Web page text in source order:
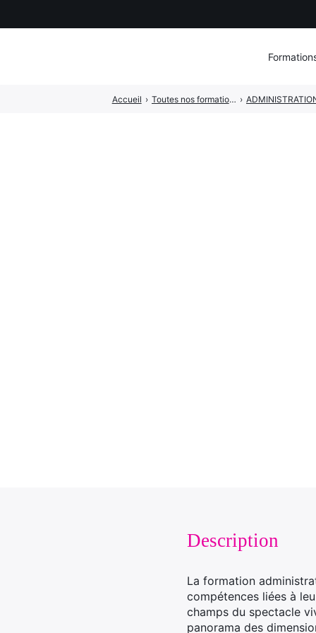
Accueil › Toutes nos formations pour les professionnels de la culture et du spectacle vivant ›
Description
La formation
compétences liées à
champs du spectacle
panorama des